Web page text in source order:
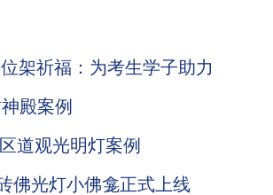
架祈福：为考生学子助力
殿案例
道观光明灯案例
佛光灯小佛龛正式上线